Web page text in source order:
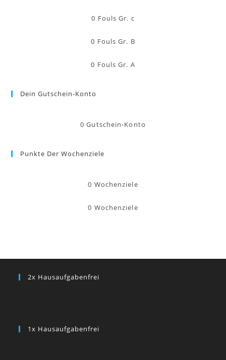
0 Fouls Gr. c
0 Fouls Gr. B
0 Fouls Gr. A
Dein Gutschein-Konto
0 Gutschein-Konto
Punkte Der Wochenziele
0 Wochenziele
0 Wochenziele
2x Hausaufgabenfrei
1x Hausaufgabenfrei